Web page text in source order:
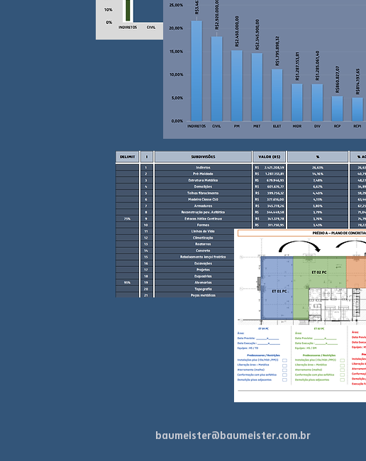
baumeister@baumeister.com.br